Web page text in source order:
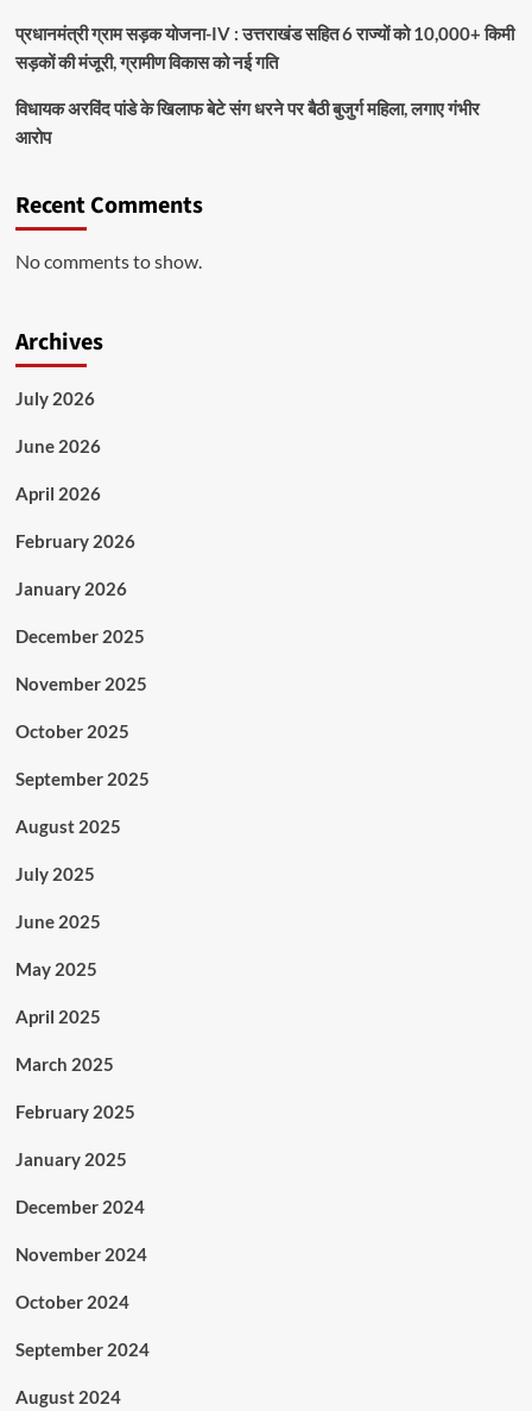
प्रधानमंत्री ग्राम सड़क योजना-IV : उत्तराखंड सहित 6 राज्यों को 10,000+ किमी
सड़कों की मंजूरी, ग्रामीण विकास को नई गति
विधायक अरविंद पांडे के खिलाफ बेटे संग धरने पर बैठी बुजुर्ग महिला, लगाए गंभीर
आरोप
Recent Comments
No comments to show.
Archives
July 2026
June 2026
April 2026
February 2026
January 2026
December 2025
November 2025
October 2025
September 2025
August 2025
July 2025
June 2025
May 2025
April 2025
March 2025
February 2025
January 2025
December 2024
November 2024
October 2024
September 2024
August 2024